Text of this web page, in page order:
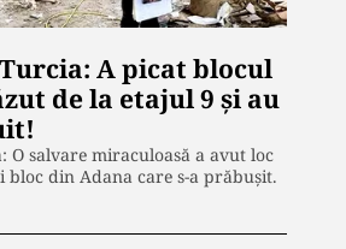
A picat blocul
de la etajul 9 și au
O salvare miraculoasă a avut loc
bloc din Adana care s-a prăbușit.